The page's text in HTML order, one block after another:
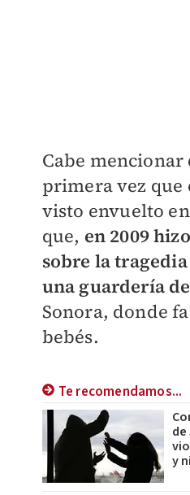
Cabe mencionar
primera vez que
visto envuelto
que, en 2009
sobre la
una guardería
Sonora, donde
bebés.
Te recomendamos...
y